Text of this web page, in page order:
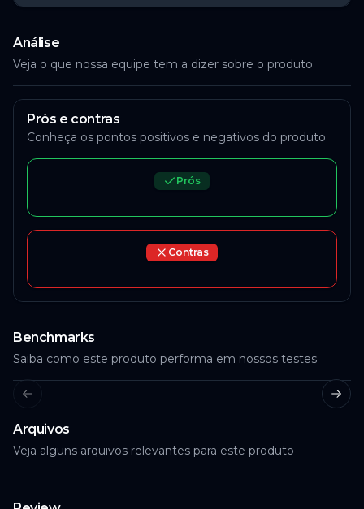
Análise
Veja o que nossa equipe tem a dizer sobre o produto
Prós e contras
Conheça os pontos positivos e negativos do produto
Prós
Contras
Benchmarks
Saiba como este produto performa em nossos testes
Previous slide
Arquivos
Veja alguns arquivos relevantes para este produto